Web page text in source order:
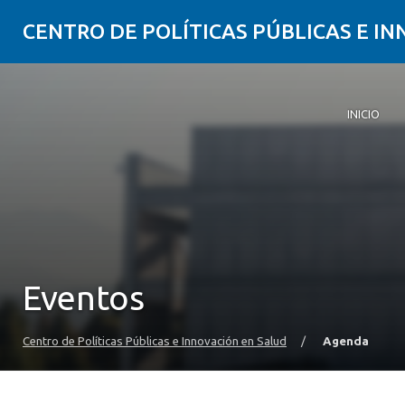
CENTRO DE POLÍTICAS PÚBLICAS E
INICIO
Eventos
Centro de Políticas Públicas e Innovación en Salud / Agenda